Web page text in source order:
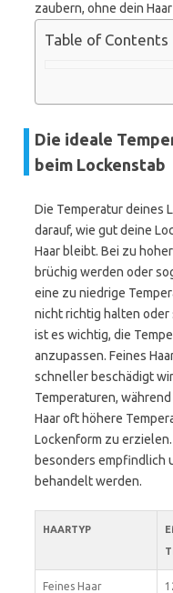
zaubern, ohne dein
Table of Contents
Die ideale
beim Lockenstab
Die Temperatur deines
darauf, wie gut deine
Haar bleibt. Bei zu
brüchig werden oder
eine zu niedrige
nicht richtig halten oder
ist es wichtig, die
anzupassen. Feines
schneller beschädigt
Temperaturen,
Haar oft höhere
Lockenform zu
besonders empfindlich
behandelt werden.
HAARTYP
Feines Haar